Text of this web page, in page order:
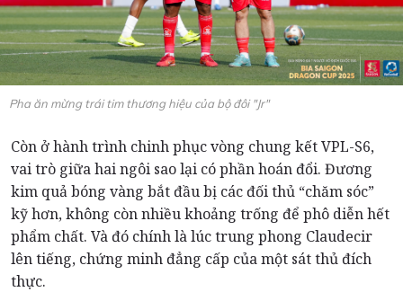
Pha ăn mừng trái tim thương hiệu của bộ đôi "Jr"
Còn ở hành trình chinh phục vòng chung kết VPL-S6,
vai trò giữa hai ngôi sao lại có phần hoán đổi. Đương
kim quả bóng vàng bắt đầu bị các đối thủ “chăm sóc”
kỹ hơn, không còn nhiều khoảng trống để phô diễn hết
phẩm chất. Và đó chính là lúc trung phong Claudecir
lên tiếng, chứng minh đẳng cấp của một sát thủ đích
thực.